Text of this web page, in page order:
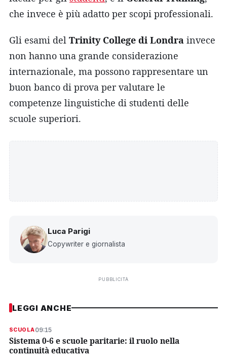
che invece è più adatto per scopi professionali.
Gli esami del Trinity College di Londra invece
non hanno una grande considerazione
internazionale, ma possono rappresentare un
buon banco di prova per valutare le
competenze linguistiche di studenti delle
scuole superiori.
Luca Parigi
Copywriter e giornalista
PUBBLICITÀ
LEGGI ANCHE
SCUOLA09:15
Sistema 0-6 e scuole paritarie: il ruolo nella
continuità educativa